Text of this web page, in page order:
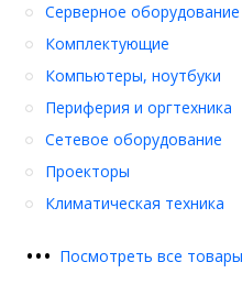
Серверное оборудование
Комплектующие
Компьютеры, ноутбуки
Периферия и оргтехника
Сетевое оборудование
Проекторы
Климатическая техника
••• Посмотреть все товары